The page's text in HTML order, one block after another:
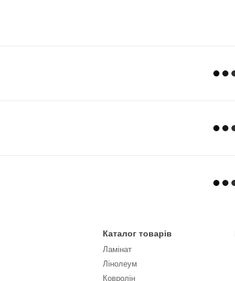
Каталог товарів
Ламінат
Лінолеум
Ковролін